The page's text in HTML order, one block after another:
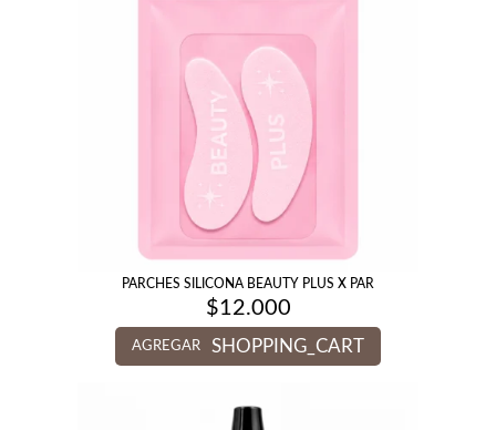
PARCHES SILICONA BEAUTY PLUS X PAR
$12.000
AGREGAR SHOPPING_CART